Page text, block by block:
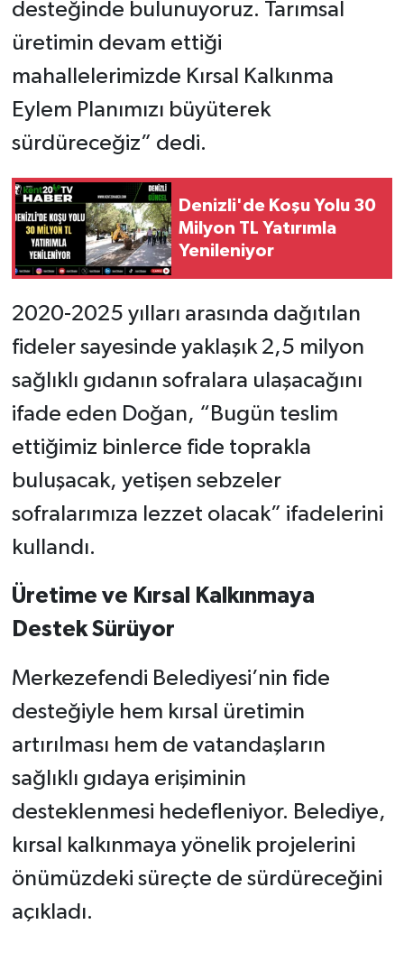
desteğinde bulunuyoruz. Tarımsal
üretimin devam ettiği
mahallelerimizde Kırsal Kalkınma
Eylem Planımızı büyüterek
sürdüreceğiz” dedi.
Denizli'de Koşu Yolu 30
Milyon TL Yatırımla
Yenileniyor
2020-2025 yılları arasında dağıtılan
fideler sayesinde yaklaşık 2,5 milyon
sağlıklı gıdanın sofralara ulaşacağını
ifade eden Doğan, “Bugün teslim
ettiğimiz binlerce fide toprakla
buluşacak, yetişen sebzeler
sofralarımıza lezzet olacak” ifadelerini
kullandı.
Üretime ve Kırsal Kalkınmaya
Destek Sürüyor
Merkezefendi Belediyesi’nin fide
desteğiyle hem kırsal üretimin
artırılması hem de vatandaşların
sağlıklı gıdaya erişiminin
desteklenmesi hedefleniyor. Belediye,
kırsal kalkınmaya yönelik projelerini
önümüzdeki süreçte de sürdüreceğini
açıkladı.